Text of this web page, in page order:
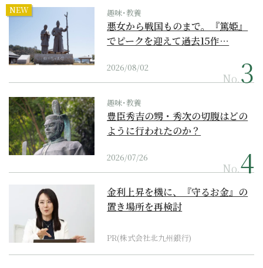
NEW 趣味･教養
悪女から戦国ものまで。『篤姫』
でピークを迎えて過去15作…
2026/08/02
No.
趣味･教養
豊臣秀吉の甥・秀次の切腹はどの
ように行われたのか？
2026/07/26
No.
金利上昇を機に、『守るお金』の
置き場所を再検討
PR(株式会社北九州銀行)